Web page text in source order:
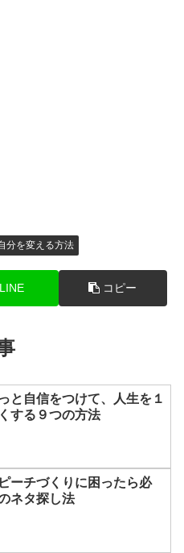
分を変える方法
LINE コピー
と自信をつけて、人生を１
する９つの方法
ーチづくりに困ったら必
ネタ探し法